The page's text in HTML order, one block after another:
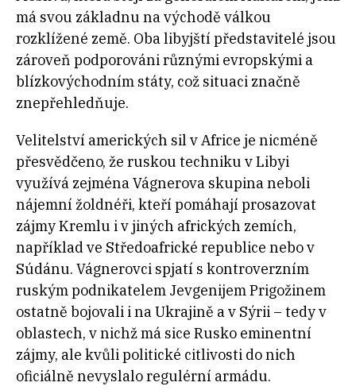
má svou základnu na východě válkou
rozklížené země. Oba libyjští představitelé jsou
zároveň podporováni různými evropskými a
blízkovýchodním státy, což situaci značně
znepřehledňuje.
Velitelství amerických sil v Africe je nicméně
přesvědčeno, že ruskou techniku v Libyi
využívá zejména Vágnerova skupina neboli
nájemní žoldnéři, kteří pomáhají prosazovat
zájmy Kremlu i v jiných afrických zemích,
například ve Středoafrické republice nebo v
Súdánu. Vágnerovci spjatí s kontroverzním
ruským podnikatelem Jevgenijem Prigožinem
ostatně bojovali i na Ukrajině a v Sýrii – tedy v
oblastech, v nichž má sice Rusko eminentní
zájmy, ale kvůli politické citlivosti do nich
oficiálně nevyslalo regulérní armádu.